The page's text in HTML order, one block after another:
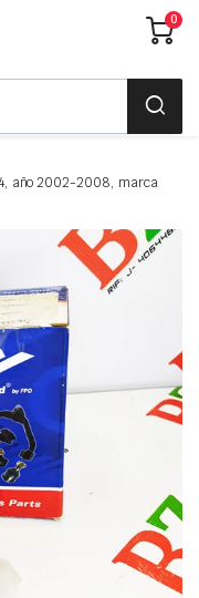
0
año 2002-2008, marca